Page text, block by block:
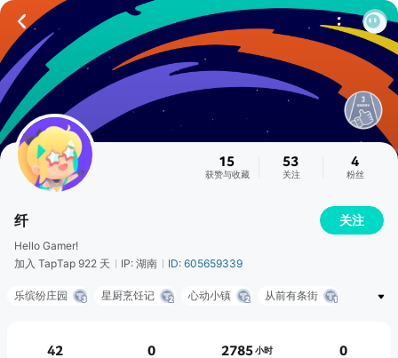
15
获赞与收藏
53
关注
4
粉丝
纤 关注
Hello Gamer!
加入 TapTap 922 天
IP: 湖南 ID: 605659339
乐缤纷庄园 星厨烹饪记 心动小镇 从前有条街
42 0 2785小时
0